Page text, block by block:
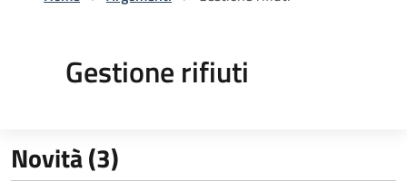
Gestione rifiuti
Novità (3)